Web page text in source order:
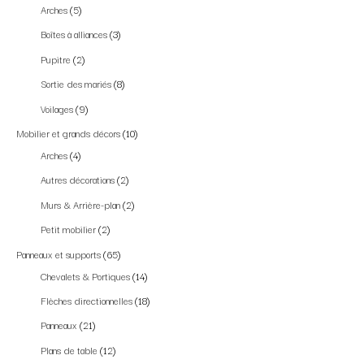
Arches 5
Boîtes à alliances 3
Pupitre 2
Sortie des mariés 8
Voilages 9
Mobilier et grands décors 10
Arches 4
Autres décorations 2
Murs & Arrière-plan 2
Petit mobilier 2
Panneaux et supports 65
Chevalets & Portiques 14
Flèches directionnelles 18
Panneaux 21
Plans de table 12